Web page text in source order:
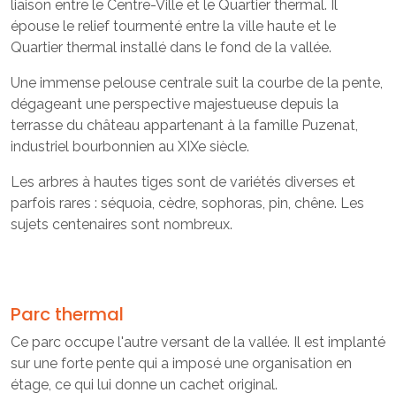
liaison entre le Centre-Ville et le Quartier thermal. Il
épouse le relief tourmenté entre la ville haute et le
Quartier thermal installé dans le fond de la vallée.
Une immense pelouse centrale suit la courbe de la pente,
dégageant une perspective majestueuse depuis la
terrasse du château appartenant à la famille Puzenat,
industriel bourbonnien au XIXe siècle.
Les arbres à hautes tiges sont de variétés diverses et
parfois rares : séquoia, cèdre, sophoras, pin, chêne. Les
sujets centenaires sont nombreux.
Parc thermal
Ce parc occupe l'autre versant de la vallée. Il est implanté
sur une forte pente qui a imposé une organisation en
étage, ce qui lui donne un cachet original.